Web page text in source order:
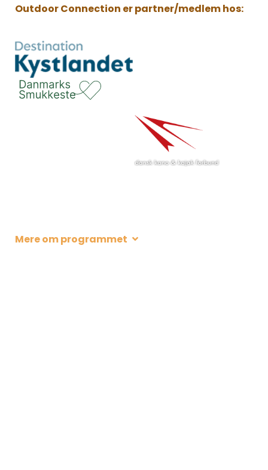
Outdoor Connection er partner/medlem hos:
Mere om programmet